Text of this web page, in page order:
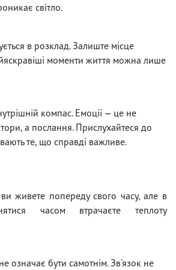
світло.
в розклад. Залиште місце
моменти життя можна лише
компас. Емоції — це не
а послання. Прислухайтеся до
те, що справді важливе.
ви живете попереду свого часу, але в
часом втрачаєте теплоту
означає бути самотнім. Зв'язок не